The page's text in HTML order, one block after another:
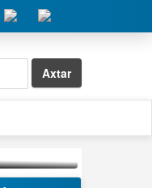
Axtar